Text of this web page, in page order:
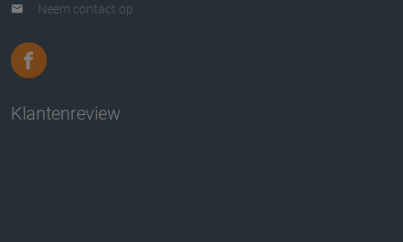
Neem contact op
Klantenreview